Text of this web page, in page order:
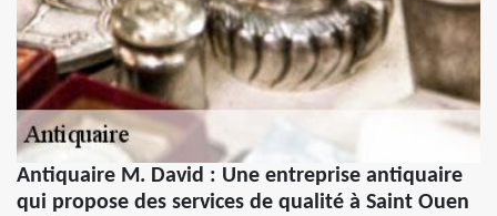
Antiquaire M. David : Une entreprise antiquaire
qui propose des services de qualité à Saint Ouen